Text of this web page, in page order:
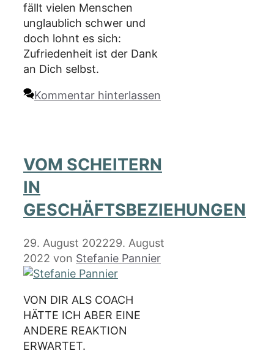
fällt vielen Menschen
unglaublich schwer und
doch lohnt es sich:
Zufriedenheit ist der Dank
an Dich selbst.
Kommentar hinterlassen
VOM SCHEITERN
IN
GESCHÄFTSBEZIEHUNGEN
29. August 202229. August
2022 von Stefanie Pannier
VON DIR ALS COACH
HÄTTE ICH ABER EINE
ANDERE REAKTION
ERWARTET.